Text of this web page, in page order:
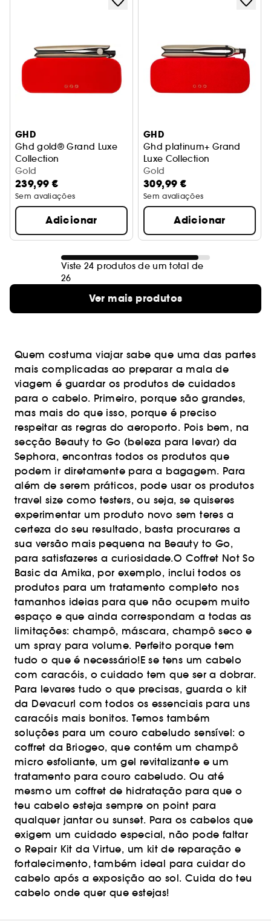
GHD
Ghd gold® Grand Luxe
Collection
edição limitada ouro champanhe
Gold
239,99 €
Sem avaliações
Adicionar
GHD
Ghd platinum+ Grand
Luxe Collection
edição limitada ouro
Gold
309,99 €
Sem avaliações
Adicionar
Viste 24 produtos de um total de
26
Ver mais produtos
Quem costuma viajar sabe que uma das partes
mais complicadas ao preparar a mala de
viagem é guardar os produtos de cuidados
para o cabelo. Primeiro, porque são grandes,
mas mais do que isso, porque é preciso
respeitar as regras do aeroporto. Pois bem, na
secção Beauty to Go (beleza para levar) da
Sephora, encontras todos os produtos que
podem ir diretamente para a bagagem. Para
além de serem práticos, pode usar os produtos
travel size como testers, ou seja, se quiseres
experimentar um produto novo sem teres a
certeza do seu resultado, basta procurares a
sua versão mais pequena na Beauty to Go,
para satisfazeres a curiosidade.O Coffret Not So
Basic da Amika, por exemplo, inclui todos os
produtos para um tratamento completo nos
tamanhos ideias para que não ocupem muito
espaço e que ainda correspondam a todas as
limitações: champô, máscara, champô seco e
um spray para volume. Perfeito porque tem
tudo o que é necessário!E se tens um cabelo
com caracóis, o cuidado tem que ser a dobrar.
Para levares tudo o que precisas, guarda o kit
da Devacurl com todos os essenciais para uns
caracóis mais bonitos. Temos também
soluções para um couro cabeludo sensível: o
coffret da Briogeo, que contém um champô
micro esfoliante, um gel revitalizante e um
tratamento para couro cabeludo. Ou até
mesmo um coffret de hidratação para que o
teu cabelo esteja sempre on point para
qualquer jantar ou sunset. Para os cabelos que
exigem um cuidado especial, não pode faltar
o Repair Kit da Virtue, um kit de reparação e
fortalecimento, também ideal para cuidar do
cabelo após a exposição ao sol. Cuida do teu
cabelo onde quer que estejas!